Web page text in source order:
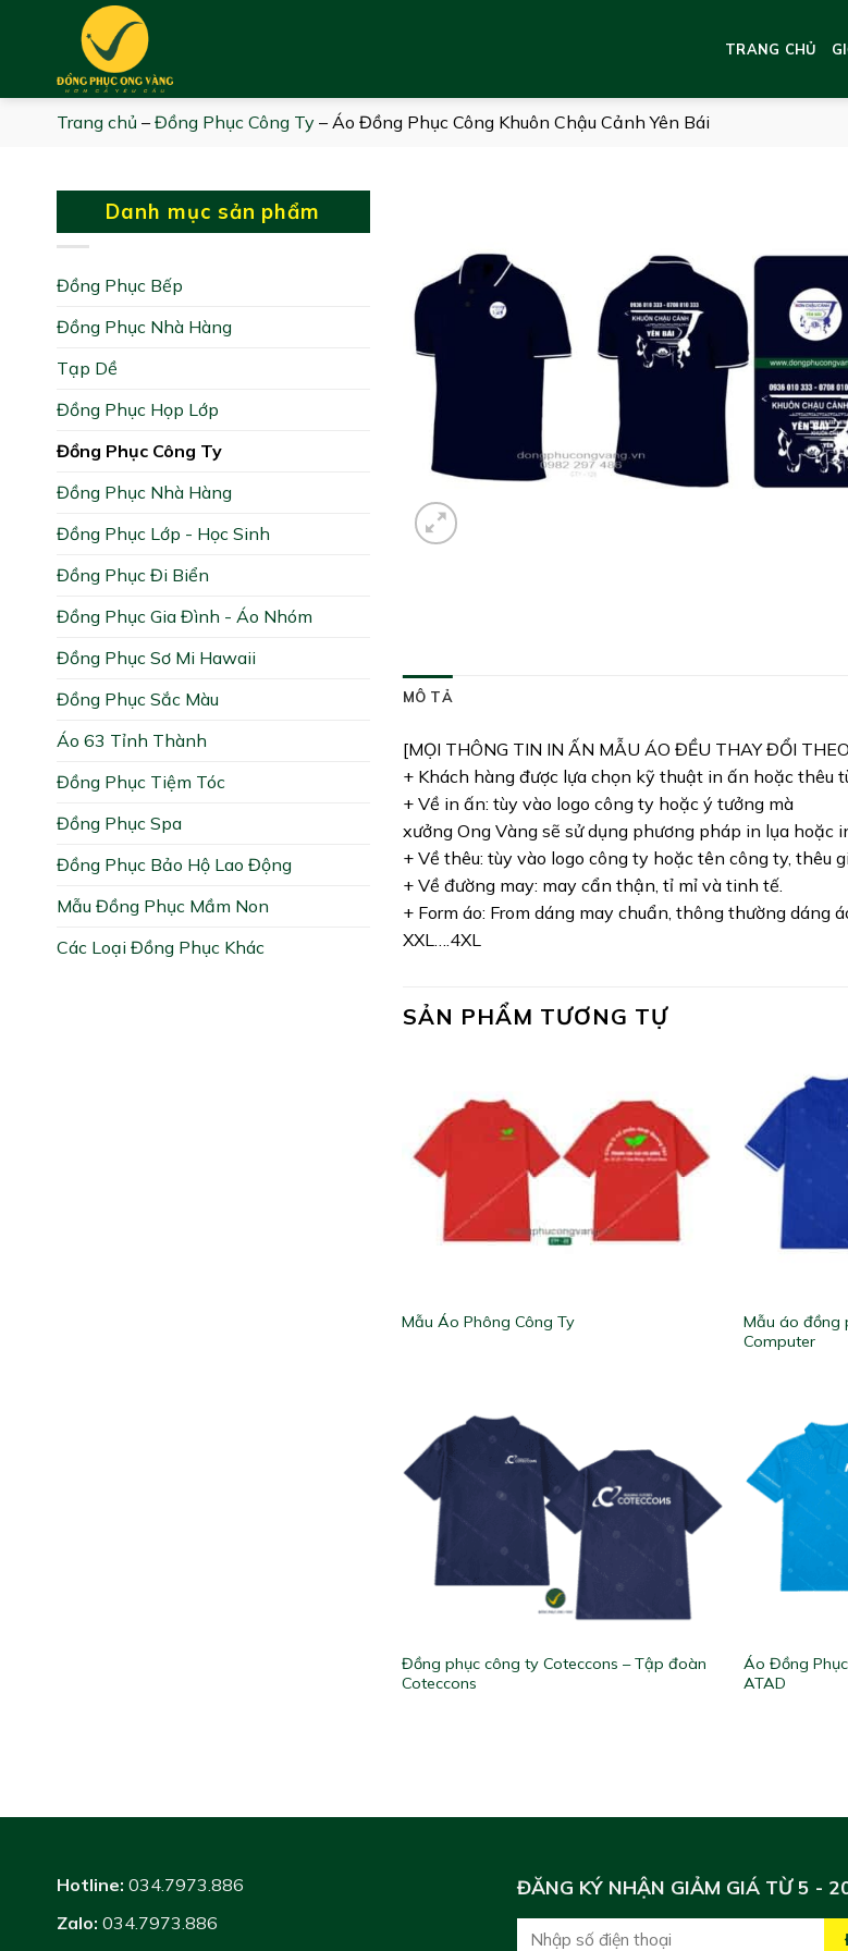
TRANG CHỦ
Trang chủ – Đồng Phục Công Ty – Áo Đồng Phục Công Khuôn Chậu Cảnh Yên Bái
Danh mục sản phẩm
Đồng Phục Bếp
Đồng Phục Nhà Hàng
Tạp Dề
Đồng Phục Họp Lớp
Đồng Phục Công Ty
Đồng Phục Nhà Hàng
Đồng Phục Lớp - Học Sinh
Đồng Phục Đi Biển
Đồng Phục Gia Đình - Áo Nhóm
Đồng Phục Sơ Mi Hawaii
Đồng Phục Sắc Màu
Áo 63 Tỉnh Thành
Đồng Phục Tiệm Tóc
Đồng Phục Spa
Đồng Phục Bảo Hộ Lao Động
Mẫu Đồng Phục Mầm Non
Các Loại Đồng Phục Khác
MÔ TẢ
[MỌI THÔNG TIN IN ẤN MẪU ÁO ĐỀU THAY ĐỔI
+ Khách hàng được lựa chọn kỹ thuật in ấn hoặc thêu
+ Về in ấn: tùy vào logo công ty hoặc ý tưởng mà
xưởng Ong Vàng sẽ sử dụng phương pháp in lụa hoặc
+ Về thêu: tùy vào logo công ty hoặc tên công ty, thêu
+ Về đường may: may cẩn thận, tỉ mỉ và tinh tế.
+ Form áo: From dáng may chuẩn, thông thường dáng
XXL….4XL
SẢN PHẨM TƯƠNG TỰ
Mẫu Áo Phông Công Ty
Mẫu áo đồng
Computer
Đồng phục công ty Coteccons – Tập đoàn
Coteccons
Áo Đồng
ATAD
Hotline: 034.7973.886
Zalo: 034.7973.886
ĐĂNG KÝ NHẬN GIẢM GIÁ TỪ 5 -